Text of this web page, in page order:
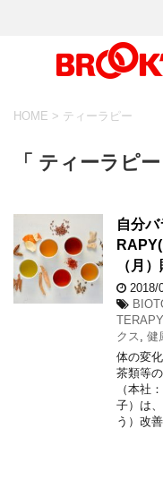
HOME > ティーラピー
「 ティーラピ
自分
（月
2018/
TERAPY,
クス
健
体の変
茶類等
（本社
子）は
う）改